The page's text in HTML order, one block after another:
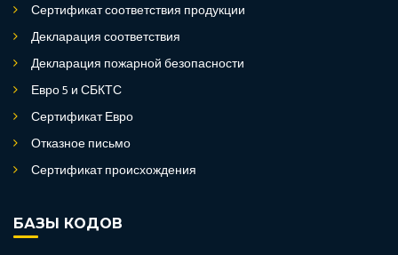
Сертификат соответствия продукции
Декларация соответствия
Декларация пожарной безопасности
Евро 5 и СБКТС
Сертификат Евро
Отказное письмо
Сертификат происхождения
БАЗЫ КОДОВ